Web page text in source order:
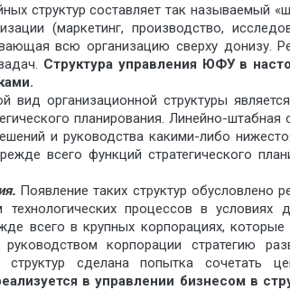
структур составляет так называемый
(маркетинг, производство,
всю организацию сверху донизу.
Структура управления ЮФУ в
вид организационной структуры
планирования. Линейно-
и руководства какими-либо
всего функций стратегического
Появление таких структур обусловлено
технологических процессов в
всего в крупных корпорациях,
корпорации стратегию
сделана попытка сочетать
в управлении бизнесом в